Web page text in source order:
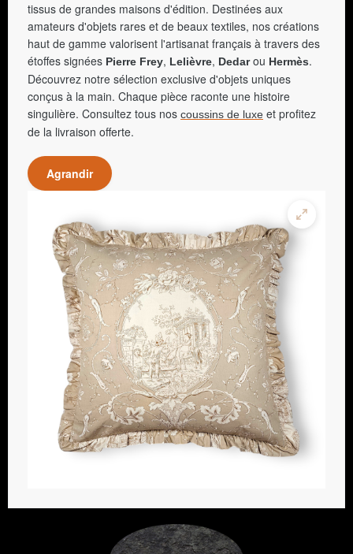
tissus de grandes maisons d'édition. Destinées aux
amateurs d'objets rares et de beaux textiles, nos créations
haut de gamme valorisent l'artisanat français à travers des
étoffes signées Pierre Frey, Lelièvre, Dedarou Hermès.
Découvrez notre sélection exclusive d'objets uniques
conçus à la main. Chaque pièce raconte une histoire
singulière. Consultez tous nos coussins de luxe et profitez
de la livraison offerte.
Agrandir